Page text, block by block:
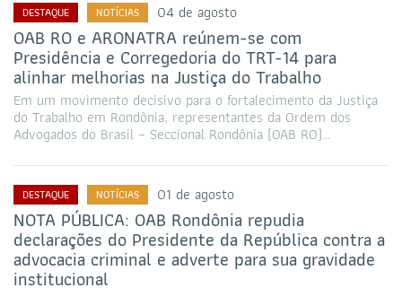
DESTAQUE NOTÍCIAS 04 de agosto
OAB RO e ARONATRA reúnem-se com
Presidência e Corregedoria do TRT-14 para
alinhar melhorias na Justiça do Trabalho
Em um movimento decisivo para o fortalecimento da Justiça
do Trabalho em Rondônia, representantes da Ordem dos
Advogados do Brasil – Seccional Rondônia (OAB RO)…
DESTAQUE NOTÍCIAS 01 de agosto
NOTA PÚBLICA: OAB Rondônia repudia
declarações do Presidente da República contra a
advocacia criminal e adverte para sua gravidade
institucional